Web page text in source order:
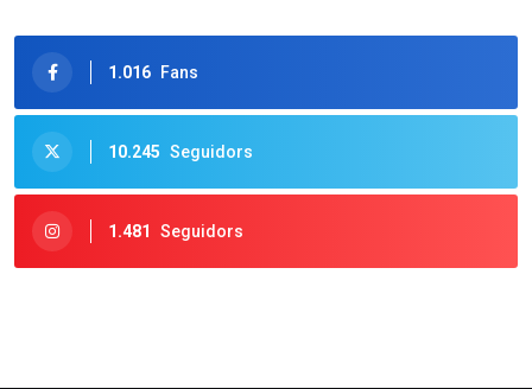
1.016 Fans
10.245 Seguidors
1.481 Seguidors